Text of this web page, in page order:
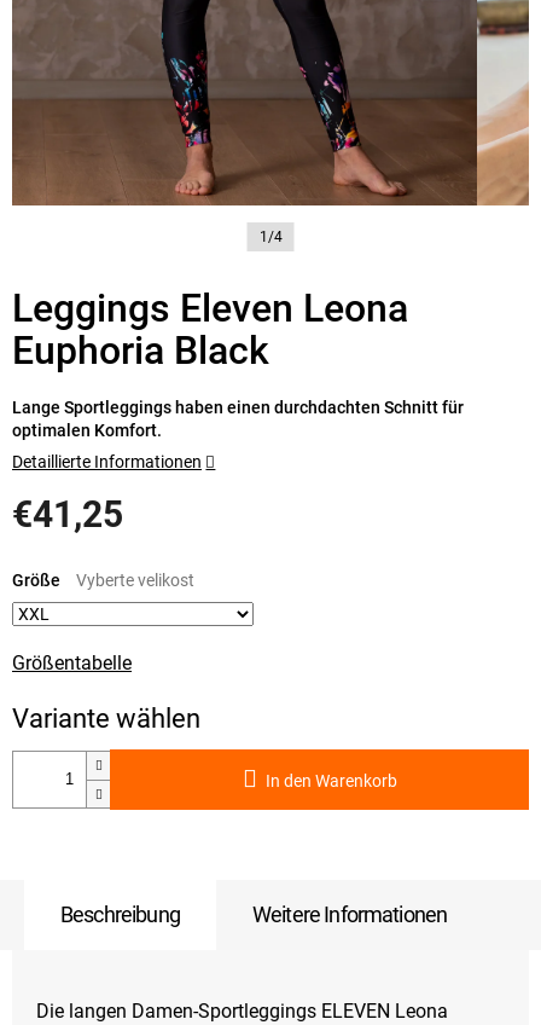
1/4
Leggings Eleven Leona
Euphoria Black
€41,25
Größentabelle
Größe
In den Warenkorb
Lange Sportleggings haben einen durchdachten Schnitt für
optimalen Komfort.
Detaillierte Informationen
Beschreibung Weitere Informationen
Die langen Damen-Sportleggings ELEVEN Leona